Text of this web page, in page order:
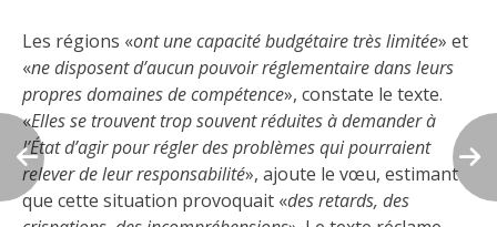
Les régions «ont une capacité budgétaire très limitée» et
«ne disposent d’aucun pouvoir réglementaire dans leurs
propres domaines de compétence», constate le texte.
«Elles se trouvent trop souvent réduites à demander à
l’État d’agir pour régler des problèmes qui pourraient
relever de leur responsabilité», ajoute le vœu, estimant
que cette situation provoquait «des retards, des